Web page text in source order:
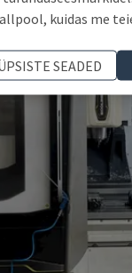
kuidas me
SEADED